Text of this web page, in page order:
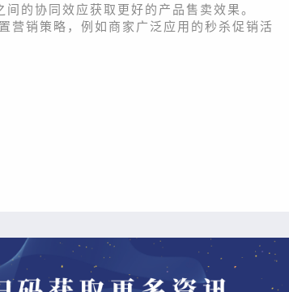
的协同效应获取更好的产品售卖效果。
营销策略，例如商家广泛应用的秒杀促销活